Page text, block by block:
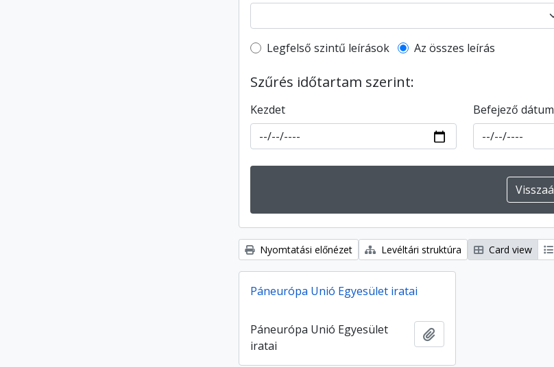
Top-level description filter
Legfelső szintű leírások Az összes leírás
Szűrés időtartam szerint:
Kezdet Befejező dátum
Nyomtatási előnézet Levéltári struktúra Card view
Páneurópa Unió Egyesület iratai
Páneurópa Unió Egyesület
iratai